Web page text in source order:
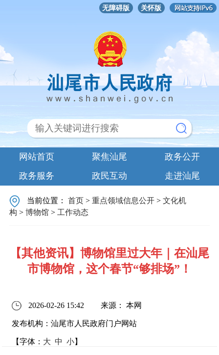
无障碍版 关怀版
网站首页 聚焦汕尾
政务公开
政务服务
政民互动 走进汕尾
当前位置：首页 >重点领域信息公开 >文化机
构 >博物馆 > 工作动态
【其他资讯】博物馆里过大年｜在汕尾
市博物馆，这个春节“够排场”！
2026-02-26 15:42 来源： 本网
发布机构：汕尾市人民政府门户网站
【字体： 大 中 小】